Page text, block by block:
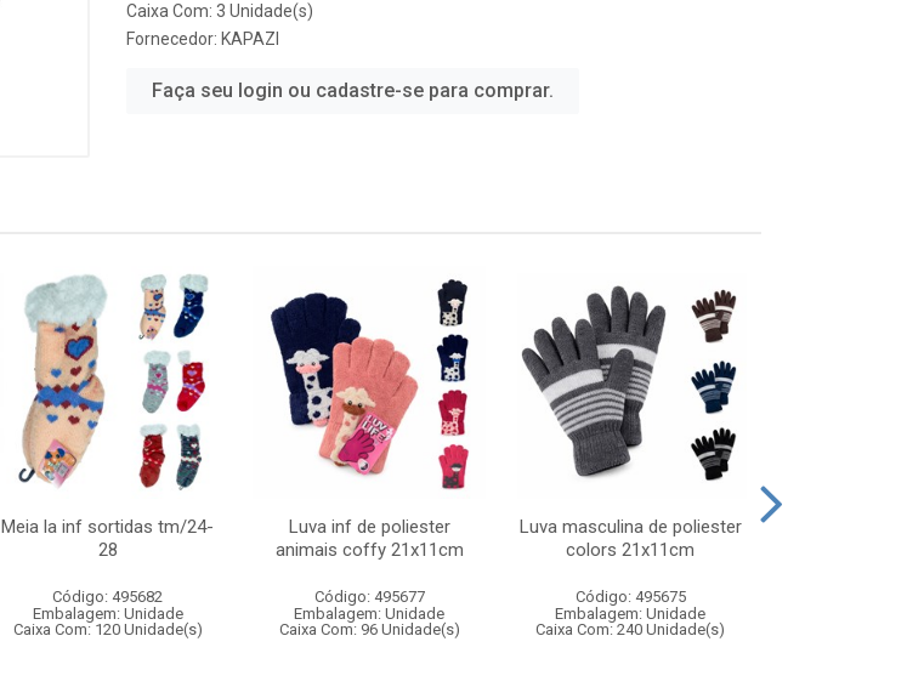
Caixa Com: 3 Unidade(s)
Fornecedor: KAPAZI
Faça seu login ou cadastre-se para comprar.
Meia la inf sortidas tm/24-
28
Código: 495682
Embalagem: Unidade
Caixa Com: 120 Unidade(s)
Luva inf de poliester
animais coffy 21x11cm
Código: 495677
Embalagem: Unidade
Caixa Com: 96 Unidade(s)
Luva masculina de poliester
colors 21x11cm
Código: 495675
Embalagem: Unidade
Caixa Com: 240 Unidade(s)